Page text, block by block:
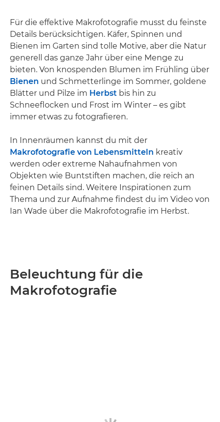
Für die effektive Makrofotografie musst du feinste
Details berücksichtigen. Käfer, Spinnen und
Bienen im Garten sind tolle Motive, aber die Natur
generell das ganze Jahr über eine Menge zu
bieten. Von knospenden Blumen im Frühling über
Bienen und Schmetterlinge im Sommer, goldene
Blätter und Pilze im Herbst bis hin zu
Schneeflocken und Frost im Winter – es gibt
immer etwas zu fotografieren.
In Innenräumen kannst du mit der
Makrofotografie von Lebensmitteln kreativ
werden oder extreme Nahaufnahmen von
Objekten wie Buntstiften machen, die reich an
feinen Details sind. Weitere Inspirationen zum
Thema und zur Aufnahme findest du im Video von
Ian Wade über die Makrofotografie im Herbst.
Beleuchtung für die
Makrofotografie